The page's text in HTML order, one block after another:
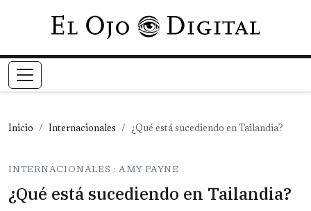
Pasar al contenido principal
Inicio Internacionales ¿Qué está sucediendo en Tailandia?
INTERNACIONALES : AMY PAYNE
¿Qué está sucediendo en Tailandia?